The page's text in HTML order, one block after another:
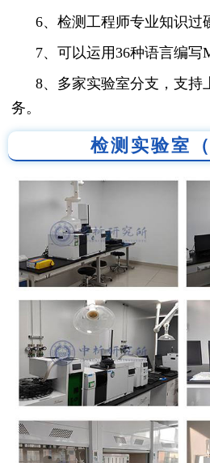
6、检测工程师专业知识过
7、可以运用36种语言编写
8、多家实验室分支，支持
务。
检测实验室（